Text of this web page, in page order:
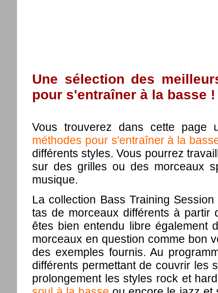
Une sélection des
pour s'entraîner à la basse !
Vous trouverez dans cette page
méthodes pour s'entraîner à la
différents styles. Vous pourrez
sur des grilles ou des morceaux
musique.
La collection Bass Training
tas de morceaux différents à partir
êtes bien entendu libre également
morceaux en question comme bon
des exemples fournis. Au
différents permettant de couvrir les
prolongement les styles rock et